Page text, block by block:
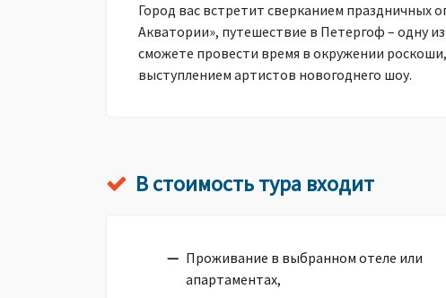
Город вас встретит сверканием праздничных
Акватории», путешествие в Петергоф – одну
сможете провести время в окружении
выступлением артистов новогоднего шоу.
В стоимость тура входит
Проживание в выбранном отеле или
апартаментах,